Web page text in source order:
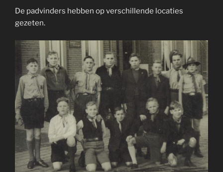
De padvinders hebben op verschillende locaties
gezeten.